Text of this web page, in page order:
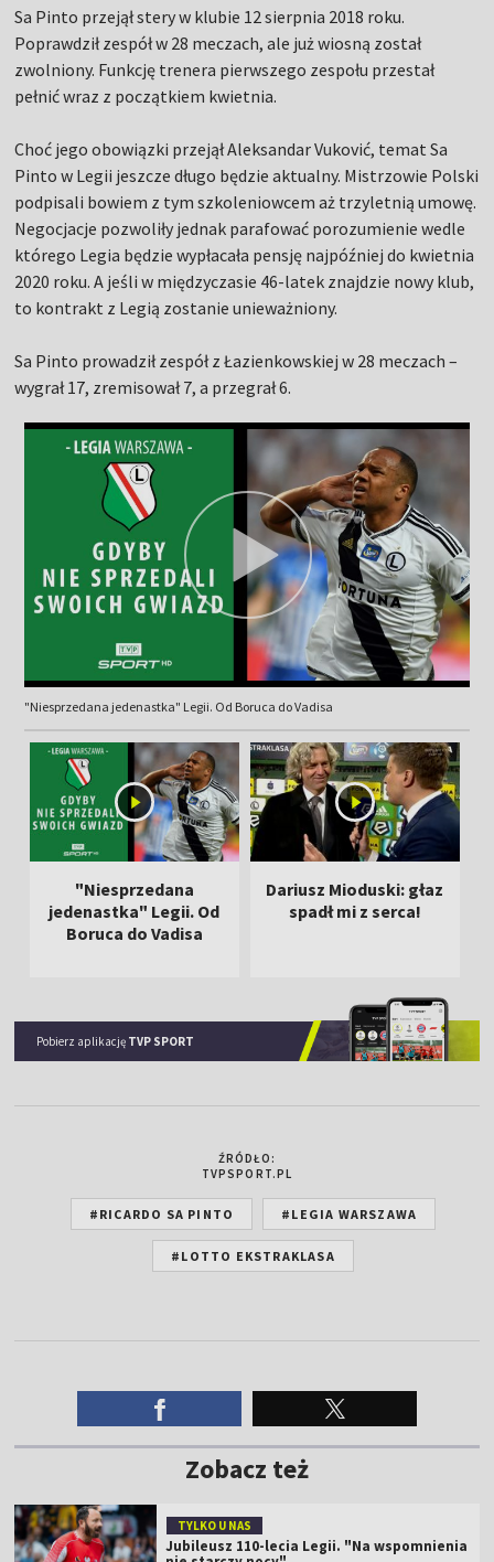
Sa Pinto przejął stery w klubie 12 sierpnia 2018 roku.
Poprawdził zespół w 28 meczach, ale już wiosną został
zwolniony. Funkcję trenera pierwszego zespołu przestał
pełnić wraz z początkiem kwietnia.
Choć jego obowiązki przejął Aleksandar Vuković, temat Sa
Pinto w Legii jeszcze długo będzie aktualny. Mistrzowie Polski
podpisali bowiem z tym szkoleniowcem aż trzyletnią umowę.
Negocjacje pozwoliły jednak parafować porozumienie wedle
którego Legia będzie wypłacała pensję najpóźniej do kwietnia
2020 roku. A jeśli w międzyczasie 46-latek znajdzie nowy klub,
to kontrakt z Legią zostanie unieważniony.
Sa Pinto prowadził zespół z Łazienkowskiej w 28 meczach –
wygrał 17, zremisował 7, a przegrał 6.
"Niesprzedana jedenastka" Legii. Od Boruca do Vadisa
"Niesprzedana
jedenastka" Legii. Od
Boruca do Vadisa
Dariusz Mioduski: głaz
spadł mi z serca!
Pobierz aplikację TVP SPORT
ŹRÓDŁO:
TVPSPORT.PL
#RICARDO SA PINTO #LEGIA WARSZAWA
#LOTTO EKSTRAKLASA
Zobacz też
TYLKO U NAS
Jubileusz 110-lecia Legii. "Na wspomnienia